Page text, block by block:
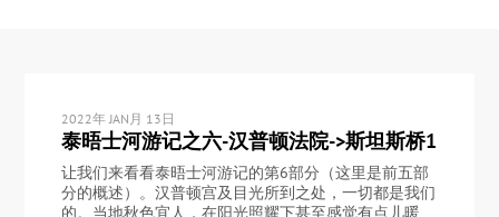
2022年 JAN月 13日
泰晤士河游记之六-汉普顿法院->斯坦斯桥1
让我们来看看泰晤士河游记的第6部分（这里是前五部
分的概述）。汉普顿宫及目光所到之处，一切都是我们
的。当地秋色宜人，在阳光照耀下甚至感觉有点儿暖